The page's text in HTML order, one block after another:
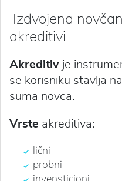
Izdvojena
akreditivi
Akreditiv je
se korisniku stavlja
suma novca.
Vrste akreditiva:
lični
probni